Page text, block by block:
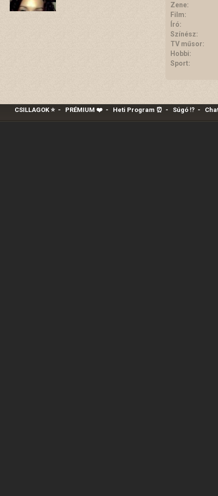
Zene:
Film:
Író:
Színész:
TV műsor:
Hobbi:
Sport:
CSILLAGOK ⭐- PRÉMIUM ❤️‍- Heti Program ⏰ - Súgó ⁉️-